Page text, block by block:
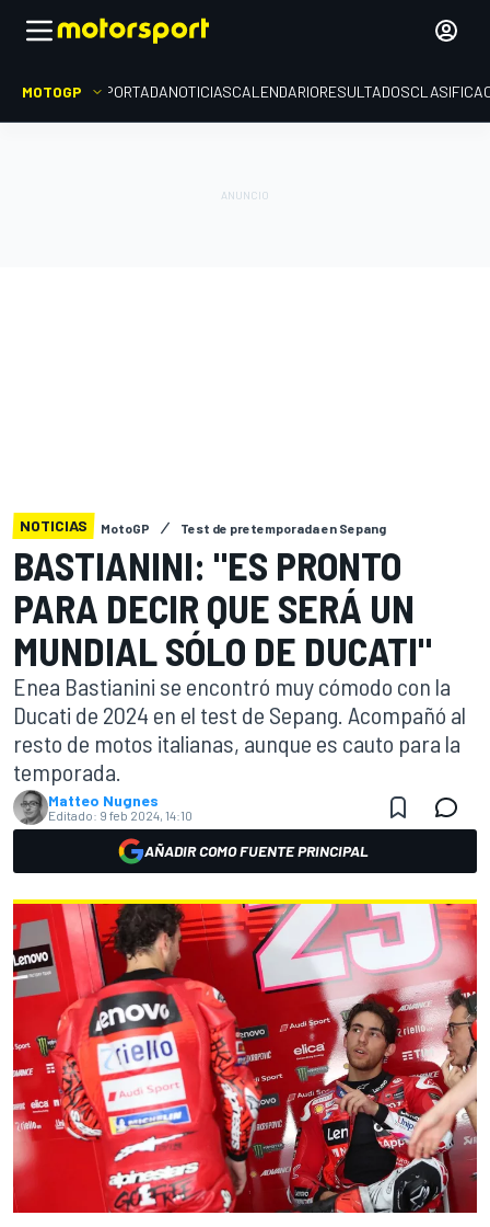
MOTOGP PORTADANOTICIASCALENDARIORESULTADOS
NOTICIAS MotoGP Test de pretemporada en Sepang
BASTIANINI: "ES PRONTO
PARA DECIR QUE SERÁ UN
MUNDIAL SÓLO DE DUCATI"
Enea Bastianini se encontró muy cómodo con la
Ducati de 2024 en el test de Sepang. Acompañó al
resto de motos italianas, aunque es cauto para la
temporada.
Matteo Nugnes
Editado: 9 feb 2024, 14:10
AÑADIR COMO FUENTE PRINCIPAL